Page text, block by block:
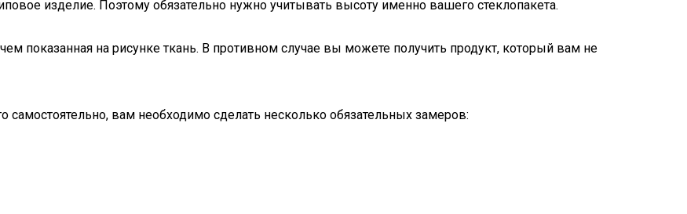
изделие. Поэтому обязательно нужно учитывать высоту именно вашего стеклопакета.
показанная на рисунке ткань. В противном случае вы можете получить продукт, который вам не
вам необходимо сделать несколько обязательных замеров: